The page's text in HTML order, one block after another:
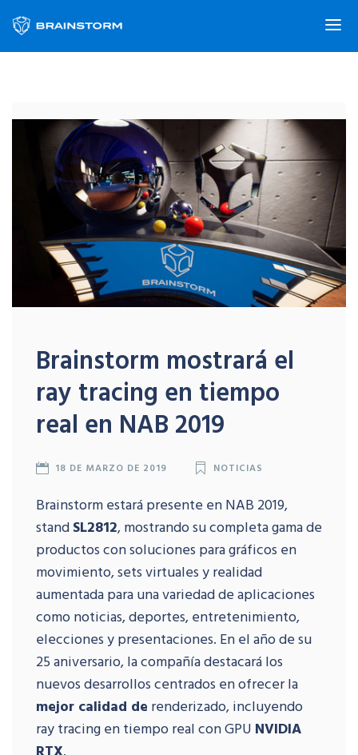
Brainstorm mostrará el
ray tracing en tiempo
real en NAB 2019
18 DE MARZO DE 2019 NOTICIAS
Brainstorm estará presente en NAB 2019,
standSL2812, mostrando su completa gama de
productos con soluciones para gráficos en
movimiento, sets virtuales y realidad
aumentada para una variedad de aplicaciones
como noticias, deportes, entretenimiento,
elecciones y presentaciones. En el año de su
25 aniversario, la compañía destacará los
nuevos desarrollos centrados en ofrecer la
mejor calidad de renderizado, incluyendo
ray tracing en tiempo real con GPU NVIDIA
RTX.